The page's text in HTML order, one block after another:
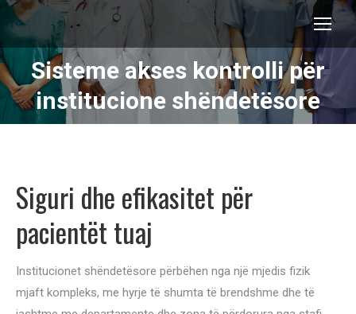
Sisteme akses kontrolli për
institucione shëndetësore
You are here:
Siguri dhe efikasitet për
pacientët tuaj
Institucionet shëndetësore përbëhen nga një mjedis fizik
mjaft kompleks, me hyrje të shumta të brendshme dhe të